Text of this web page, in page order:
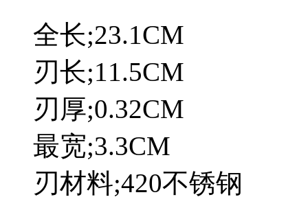
全长;23.1CM
刃长;11.5CM
刃厚;0.32CM
最宽;3.3CM
刃材料;420不锈钢